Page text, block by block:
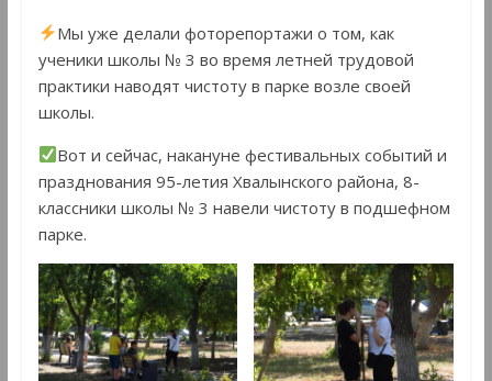
Мы уже делали фоторепортажи о том, как
ученики школы № 3 во время летней трудовой
практики наводят чистоту в парке возле своей
школы.
Вот и сейчас, накануне фестивальных событий и
празднования 95-летия Хвалынского района, 8-
классники школы № 3 навели чистоту в подшефном
парке.